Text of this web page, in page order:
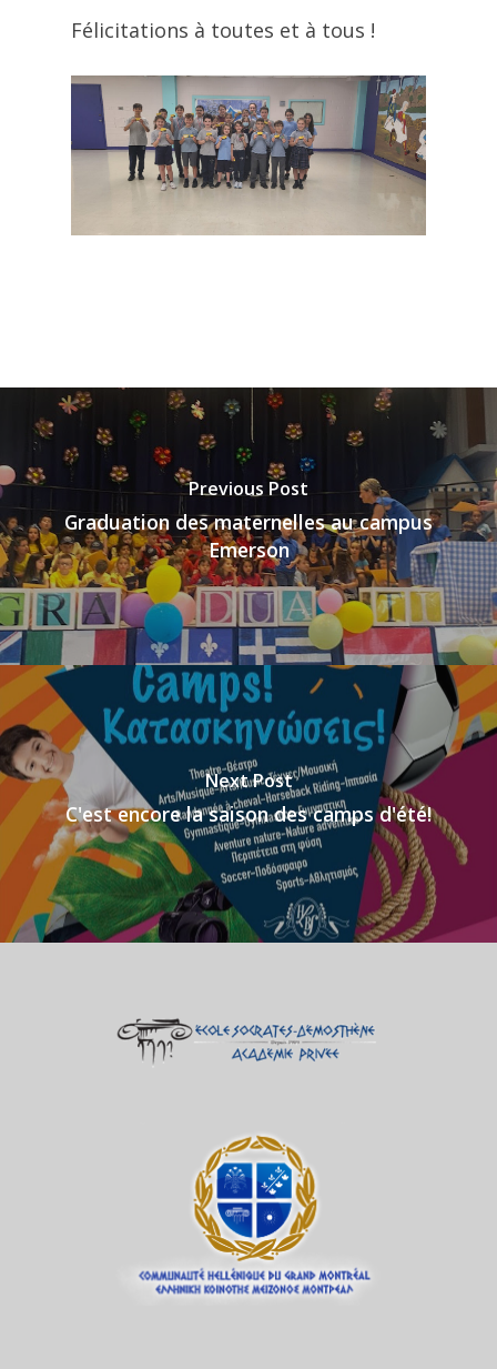
Félicitations à toutes et à tous !
Previous Post
Graduation des maternelles au campus
Emerson
Next Post
C'est encore la saison des camps d'été!